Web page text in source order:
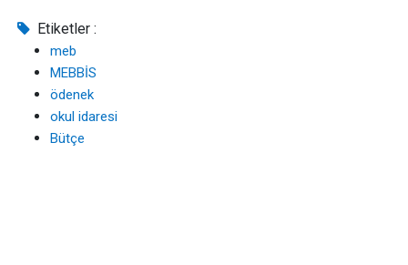
Etiketler :
meb
MEBBİS
ödenek
okul idaresi
Bütçe